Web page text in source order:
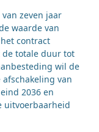
zeven jaar
waarde van
contract
de totale duur tot
wil de
van
2036 en
uitvoerbaarheid